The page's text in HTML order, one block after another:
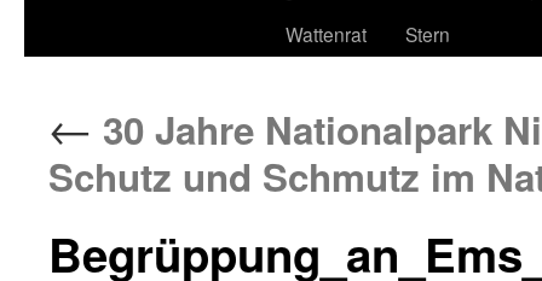
Wattenrat
Stern
← 30 Jahre Nationalpark
Schutz und Schmutz im